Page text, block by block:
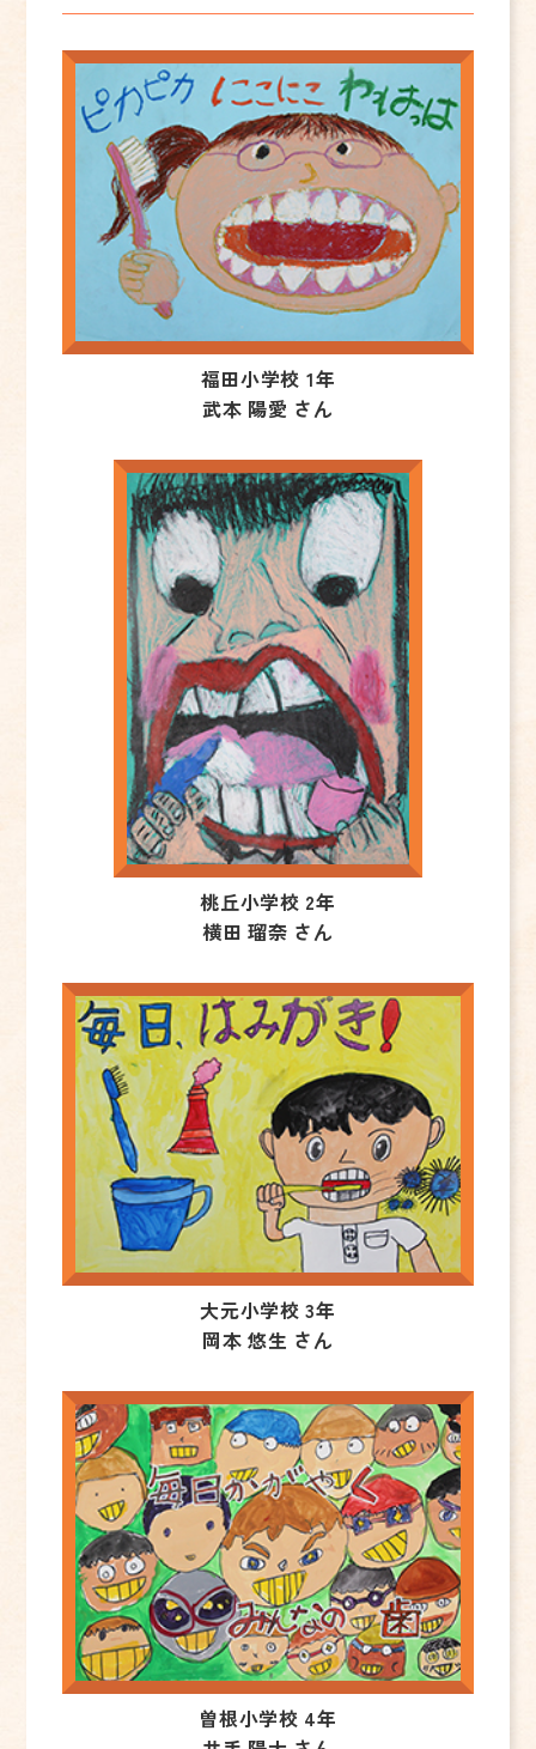
福田小学校 1年
武本 陽愛 さん
桃丘小学校 2年
横田 瑠奈 さん
大元小学校 3年
岡本 悠生 さん
曽根小学校 4年